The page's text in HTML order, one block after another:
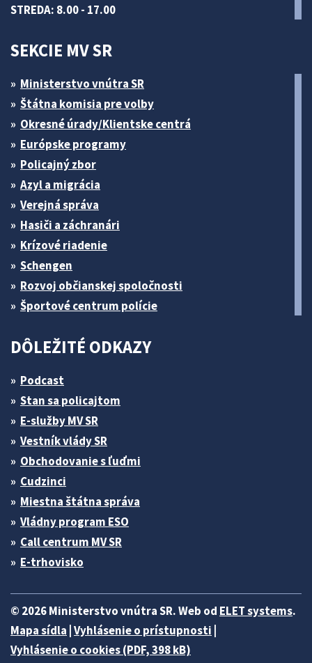
STREDA: 8.00 - 17.00
SEKCIE MV SR
Ministerstvo vnútra SR
Štátna komisia pre volby
Okresné úrady/Klientske centrá
Európske programy
Policajný zbor
Azyl a migrácia
Verejná správa
Hasiči a záchranári
Krízové riadenie
Schengen
Rozvoj občianskej spoločnosti
Športové centrum polície
DÔLEŽITÉ ODKAZY
Podcast
Stan sa policajtom
E-služby MV SR
Vestník vlády SR
Obchodovanie s ľuďmi
Cudzinci
Miestna štátna správa
Vládny program ESO
Call centrum MV SR
E-trhovisko
© 2026 Ministerstvo vnútra SR. Web od ELET systems.
Mapa sídla Vyhlásenie o prístupnosti
Vyhlásenie o cookies (PDF, 398 kB)